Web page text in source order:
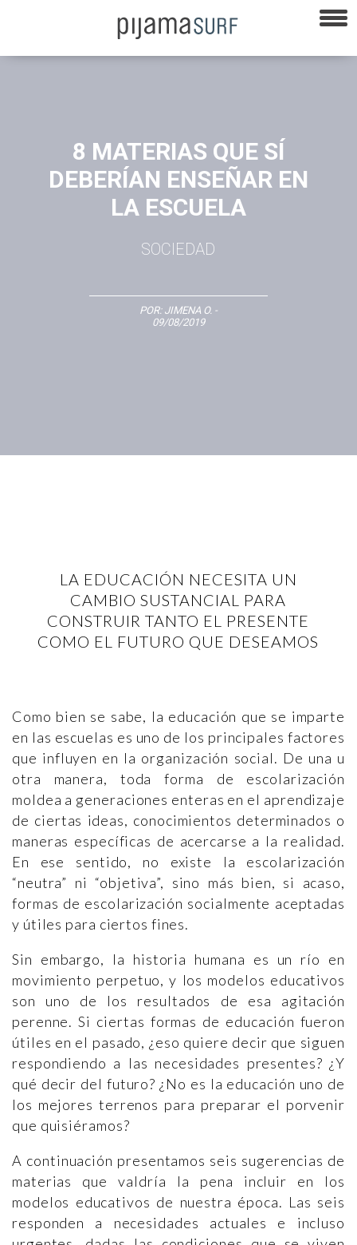
8 MATERIAS QUE SÍ
DEBERÍAN ENSEÑAR EN
LA ESCUELA
SOCIEDAD
POR: JIMENA O. -
09/08/2019
LA EDUCACIÓN NECESITA UN
CAMBIO SUSTANCIAL PARA
CONSTRUIR TANTO EL PRESENTE
COMO EL FUTURO QUE DESEAMOS
Como bien se sabe, la educación que se imparte
en las escuelas es uno de los principales factores
que influyen en la organización social. De una u
otra manera, toda forma de escolarización
moldea a generaciones enteras en el aprendizaje
de ciertas ideas, conocimientos determinados o
maneras específicas de acercarse a la realidad.
En ese sentido, no existe la escolarización
“neutra” ni “objetiva”, sino más bien, si acaso,
formas de escolarización socialmente aceptadas
y útiles para ciertos fines.
Sin embargo, la historia humana es un río en
movimiento perpetuo, y los modelos educativos
son uno de los resultados de esa agitación
perenne. Si ciertas formas de educación fueron
útiles en el pasado, ¿eso quiere decir que siguen
respondiendo a las necesidades presentes? ¿Y
qué decir del futuro? ¿No es la educación uno de
los mejores terrenos para preparar el porvenir
que quisiéramos?
A continuación presentamos seis sugerencias de
materias que valdría la pena incluir en los
modelos educativos de nuestra época. Las seis
responden a necesidades actuales e incluso